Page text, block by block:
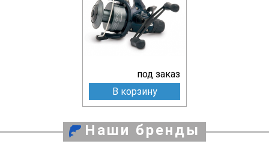
под заказ
В корзину
Наши бренды